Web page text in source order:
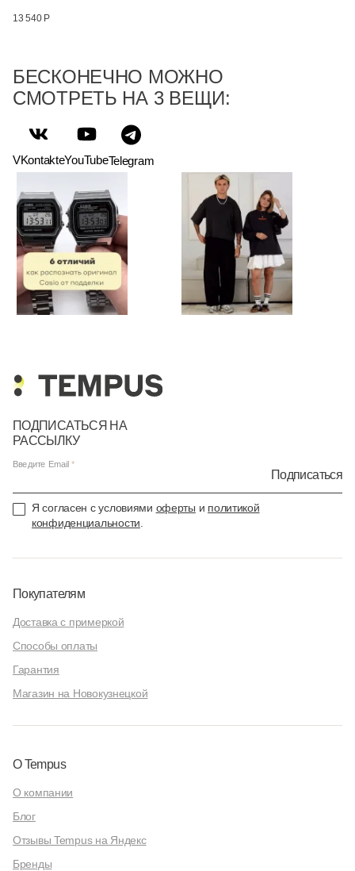
13 540 Р
БЕСКОНЕЧНО МОЖНО
СМОТРЕТЬ НА 3 ВЕЩИ:
VKontakteYouTubeTelegram
ПОДПИСАТЬСЯ НА
РАССЫЛКУ
Введите Email
Подписаться
Я согласен с условиями оферты и политикой
конфиденциальности
Покупателям
Доставка с примеркой
Способы оплаты
Гарантия
Магазин на Новокузнецкой
О Tempus
О компании
Блог
Отзывы Tempus на Яндекс
Бренды